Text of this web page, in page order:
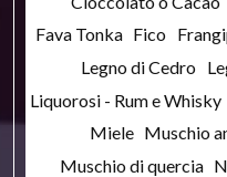
Fava Tonka Fico
Legno di Cedro
Liquorosi - Rum e Whisky
Miele Muschio
Muschio di quercia